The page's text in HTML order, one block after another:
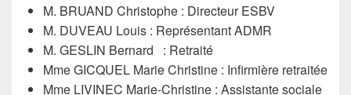
M. BRUAND Christophe : Directeur ESBV
M. DUVEAU Louis : Représentant ADMR
M. GESLIN Bernard
: Retraité
Mme GICQUEL Marie Christine : Infirmière retraitée
Mme LIVINEC Marie-Christine : Assistante sociale